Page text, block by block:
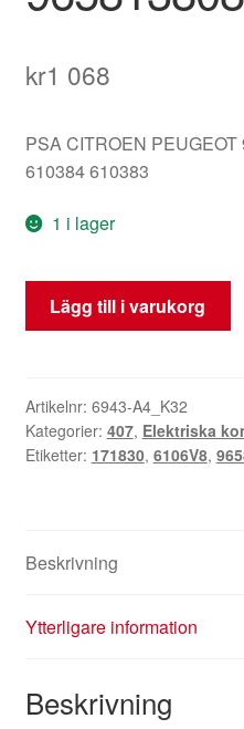
kr1 068
PSA CITROEN
610384 610383
1 i lager
Varvräknare
Peugeot
km
9658138080
6106V8
Lägg till i varukorg
Artikelnr: 6943-A4_K32
Kategorier: 407, Elektriska
Etiketter: 171830, 6106V8,
Beskrivning
Ytterligare information
Beskrivning